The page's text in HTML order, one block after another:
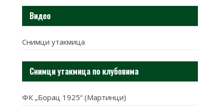
Видео
Снимци утакмица
Снимци утакмица по клубовима
ФК „Борац 1925“ (Мартинци)